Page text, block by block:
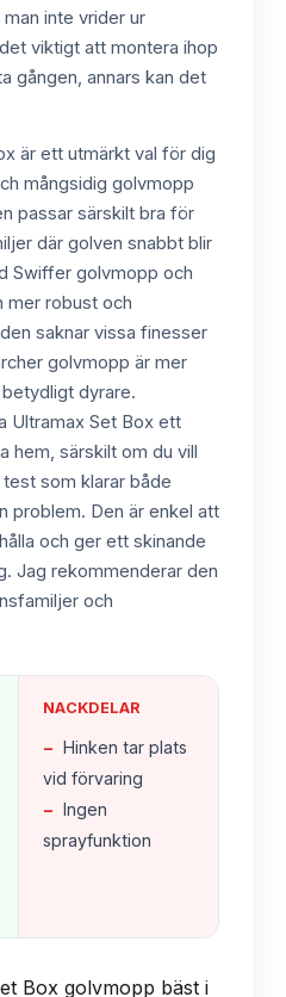
inte vrider ur
viktigt att montera ihop
gången, annars kan det
är ett utmärkt val för dig
mångsidig golvmopp
passar särskilt bra för
där golven snabbt blir
Swiffer golvmopp och
mer robust och
saknar vissa finesser
golvmopp är mer
dyrare.
Ultramax Set Box ett
särskilt om du vill
som klarar både
problem. Den är enkel att
och ger ett skinande
Jag rekommenderar den
och
NACKDELAR
− Hinken tar plats
vid förvaring
− Ingen
sprayfunktion